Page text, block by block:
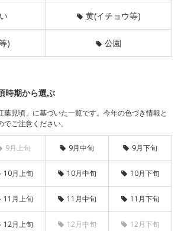
黄(イチョウ等)
) 公園
時期から選ぶ
見頃」に基づいた一覧です。今年の色づき情報と
ご注意ください。
9月上旬 9月中旬 9月下旬
10月上旬 10月中旬 10月下旬
11月上旬 11月中旬 11月下旬
12月上旬 12月中旬 12月下旬